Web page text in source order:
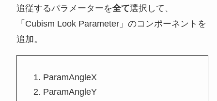
追従するパラメーターを全て選択して、
「Cubism Look Parameter」のコンポーネントを
追加。
ParamAngleX
ParamAngleY